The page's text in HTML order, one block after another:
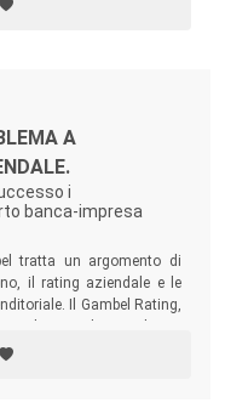
A
i
banca-impresa
tratta un argomento di
il rating aziendale e le
Il Gambel Rating,